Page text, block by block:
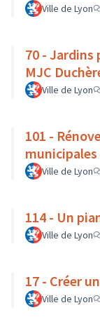
Ville de Lyon
70 - Jardins
MJC
Ville de Lyon
101 -
Ville de Lyon
114 - Un
Ville de Lyon
17 - Créer
Ville de Lyon